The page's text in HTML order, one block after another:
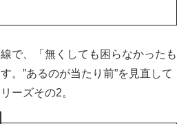
で、「無くしても困らなかったも
。”あるのが当たり前”を見直して
ーズその2。